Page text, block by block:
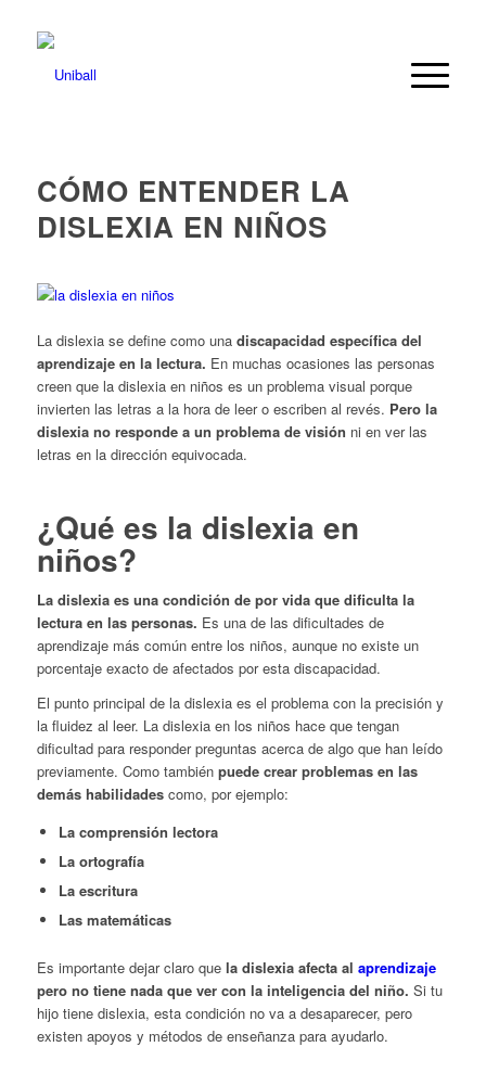
CÓMO ENTENDER LA
DISLEXIA EN NIÑOS
La dislexia se define como una discapacidad específica del
aprendizaje en la lectura. En muchas ocasiones las personas
creen que la dislexia en niños es un problema visual porque
invierten las letras a la hora de leer o escriben al revés. Pero la
dislexia no responde a un problema de visión ni en ver las
letras en la dirección equivocada.
¿Qué es la dislexia en
niños?
La dislexia es una condición de por vida que dificulta la
lectura en las personas. Es una de las dificultades de
aprendizaje más común entre los niños, aunque no existe un
porcentaje exacto de afectados por esta discapacidad.
El punto principal de la dislexia es el problema con la precisión y
la fluidez al leer. La dislexia en los niños hace que tengan
dificultad para responder preguntas acerca de algo que han leído
previamente. Como también puede crear problemas en las
demás habilidadescomo, por ejemplo:
La comprensión lectora
La ortografía
La escritura
Las matemáticas
Es importante dejar claro quela dislexia afecta al aprendizaje
pero no tiene nada que ver con la inteligencia del niño. Si tu
hijo tiene dislexia, esta condición no va a desaparecer, pero
existen apoyos y métodos de enseñanza para ayudarlo.